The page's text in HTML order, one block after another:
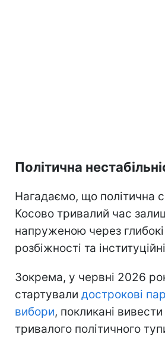
Політична
Нагадаємо, що політична
Косово тривалий час
напруженою через глибокі
розбіжності та
Зокрема, у червні 2026
стартували дострокові
вибори, покликані
тривалого політичного